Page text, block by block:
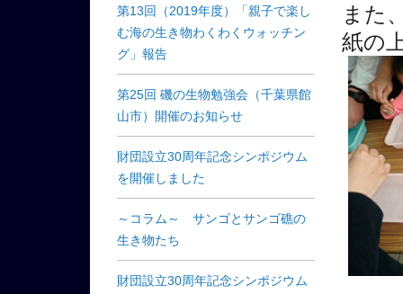
第13回（2019年度）「親子で楽し
む海の生き物わくわくウォッチン
グ」報告
第25回 磯の生物勉強会（千葉県館
山市）開催のお知らせ
財団設立30周年記念シンポジウム
を開催しました
～コラム～ サンゴとサンゴ礁の
生き物たち
財団設立30周年記念シンポジウム
また
紙の